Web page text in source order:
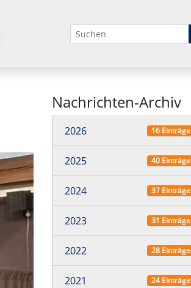
Suchbegriffe
Nachrichten-Archiv
2026 16 Einträge
2025 40 Einträge
2024 37 Einträge
2023 31 Einträge
2022 28 Einträge
2021 24 Einträge